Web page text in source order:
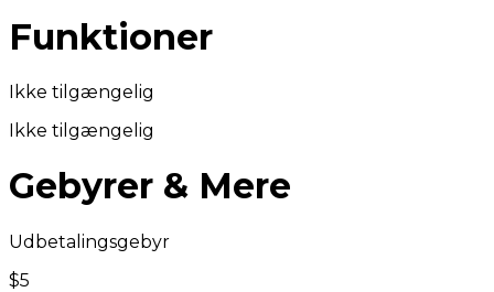
Funktioner
Ikke tilgængelig
Ikke tilgængelig
Gebyrer & Mere
Udbetalingsgebyr
$5